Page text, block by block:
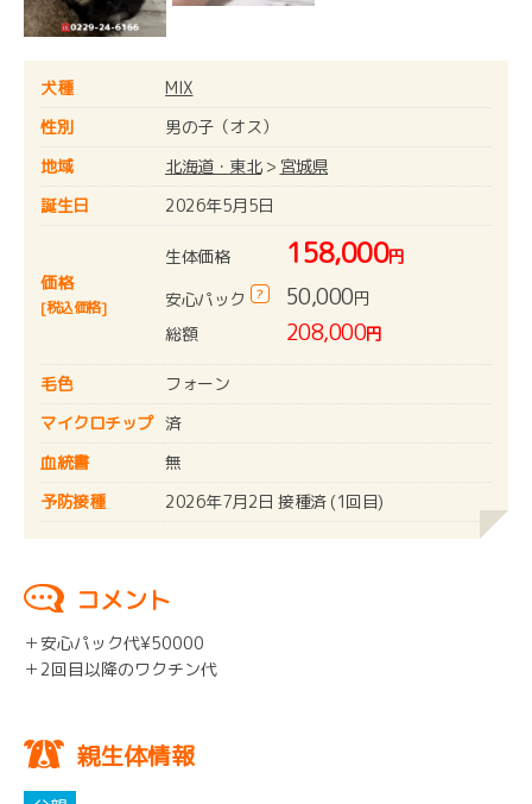
犬種
MIX
性別
男の子（オス）
地域
北海道・東北> 宮城県
誕生日
2026年5月5日
価格
[税込価格]
生体価格 158,000円
安心パック
? 50,000円
総額
208,000円
毛色
フォーン
マイクロチップ 済
血統書
無
予防接種
2026年7月2日 接種済 (1回目)
コメント
＋安心パック代¥50000
＋2回目以降のワクチン代
親生体情報